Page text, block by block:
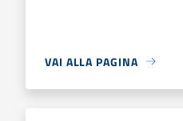
VAI ALLA PAGINA